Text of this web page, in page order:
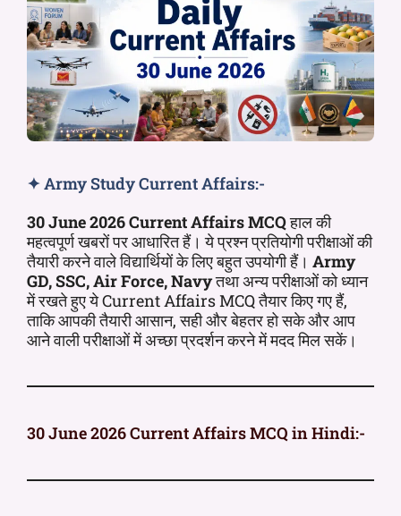
✦ Army Study Current Affairs:-
30 June 2026 Current Affairs MCQहाल की
महत्वपूर्ण खबरों पर आधारित हैं। ये प्रश्न प्रतियोगी परीक्षाओं की
तैयारी करने वाले विद्यार्थियों के लिए बहुत उपयोगी हैं। Army
GD, SSC, Air Force, Navyतथा अन्य परीक्षाओं को ध्यान
में रखते हुए ये Current Affairs MCQ तैयार किए गए हैं,
ताकि आपकी तैयारी आसान, सही और बेहतर हो सके और आप
आने वाली परीक्षाओं में अच्छा प्रदर्शन करने में मदद मिल सकें।
30 June 2026 Current Affairs MCQ in Hindi:-